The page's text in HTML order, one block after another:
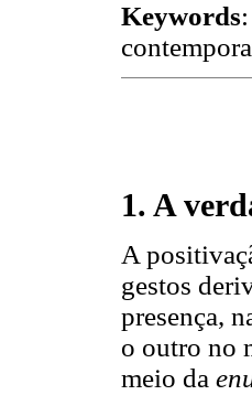
Keywords
1. A
A
gestos
presença,
o outro no
meio da